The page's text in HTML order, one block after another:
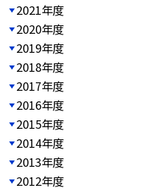
2021年度
2020年度
2019年度
2018年度
2017年度
2016年度
2015年度
2014年度
2013年度
2012年度